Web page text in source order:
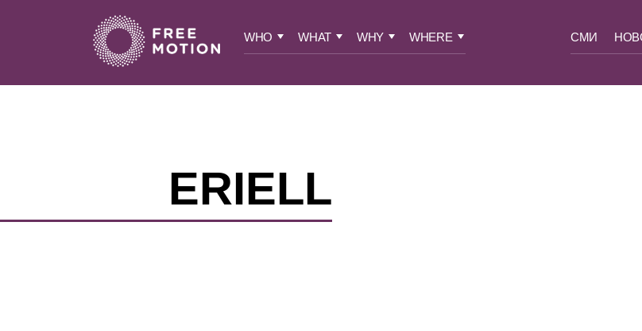
WHO WHAT WHY WHERE СМИ
ERIELL